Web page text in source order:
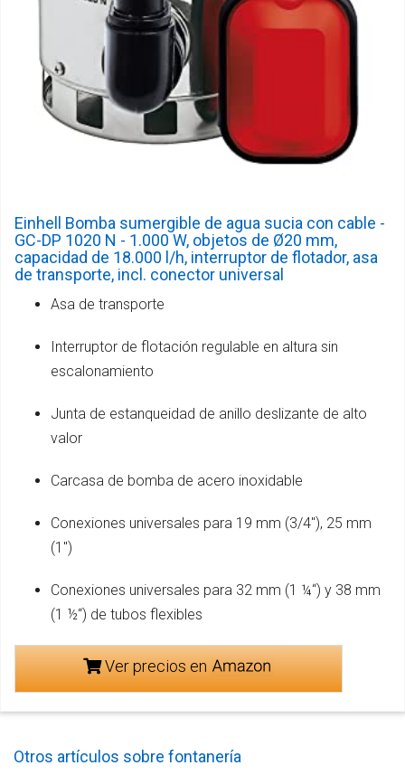
Einhell Bomba sumergible de agua sucia con cable -
GC-DP 1020 N - 1.000 W, objetos de Ø20 mm,
capacidad de 18.000 l/h, interruptor de flotador, asa
de transporte, incl. conector universal
Asa de transporte
Interruptor de flotación regulable en altura sin
escalonamiento
Junta de estanqueidad de anillo deslizante de alto
valor
Carcasa de bomba de acero inoxidable
Conexiones universales para 19 mm (3/4"), 25 mm
(1")
Conexiones universales para 32 mm (1 ¼“) y 38 mm
(1 ½“) de tubos flexibles
Ver precios en
Otros artículos sobre fontanería